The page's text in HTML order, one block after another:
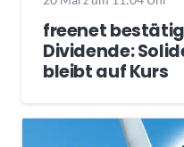
freenet
Dividende:
bleibt auf Kurs